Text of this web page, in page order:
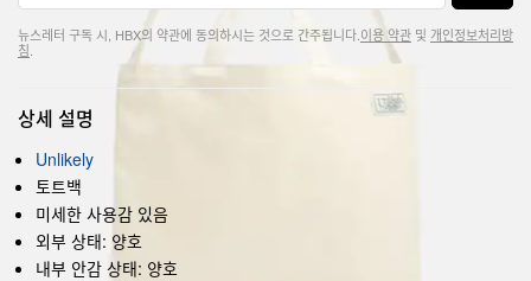
뉴스레터 구독 시, HBX의 약관에 동의하시는 것으로 간주됩니다. 이용 약관 및 개인정보처리방
침
상세 설명
Unlikely
토트백
미세한 사용감 있음
외부 상태: 양호
내부 안감 상태: 양호